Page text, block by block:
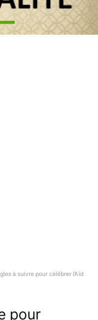
à suivre pour célébrer l’Aïd
pour